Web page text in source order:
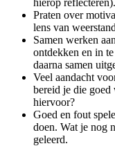
Pra­ten over
lens van
Samen wer­ken
ont­dek­ken en in
daar­na samen
Veel aan­dacht
bereid je die goed
hiervoor?
Goed en fout
doen. Wat je nog
geleerd.